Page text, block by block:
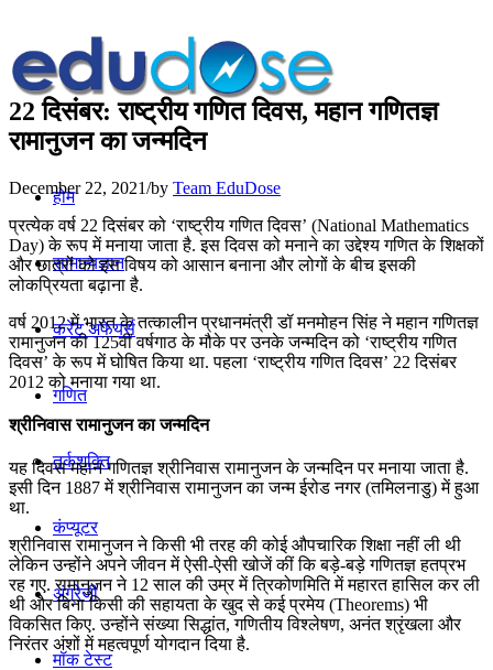
होम
सामान्यज्ञान
करेंट अफेयर्स
गणित
तर्कशक्ति
कंप्यूटर
अंग्रेजी
मॉक टेस्ट
22 दिसंबर: राष्ट्रीय गणित दिवस, महान गणितज्ञ
रामानुजन का जन्मदिन
December 22, 2021/by Team EduDose
प्रत्येक वर्ष 22 दिसंबर को ‘राष्ट्रीय गणित दिवस’ (National Mathematics
Day) के रूप में मनाया जाता है. इस दिवस को मनाने का उद्देश्य गणित के शिक्षकों
और छात्रों को इस विषय को आसान बनाना और लोगों के बीच इसकी
लोकप्रियता बढ़ाना है.
वर्ष 2012 में भारत के तत्कालीन प्रधानमंत्री डॉ मनमोहन सिंह ने महान गणितज्ञ
रामानुजन की 125वीं वर्षगाठ के मौके पर उनके जन्मदिन को ‘राष्ट्रीय गणित
दिवस’ के रूप में घोषित किया था. पहला ‘राष्ट्रीय गणित दिवस’ 22 दिसंबर
2012 को मनाया गया था.
श्रीनिवास रामानुजन का जन्मदिन
यह दिवस महान गणितज्ञ श्रीनिवास रामानुजन के जन्मदिन पर मनाया जाता है.
इसी दिन 1887 में श्रीनिवास रामानुजन का जन्म ईरोड नगर (तमिलनाडु) में हुआ
था.
श्रीनिवास रामानुजन ने किसी भी तरह की कोई औपचारिक शिक्षा नहीं ली थी
लेकिन उन्होंने अपने जीवन में ऐसी-ऐसी खोजें कीं कि बड़े-बड़े गणितज्ञ हतप्रभ
रह गए. रामानुजन ने 12 साल की उम्र में त्रिकोणमिति में महारत हासिल कर ली
थी और बिना किसी की सहायता के खुद से कई प्रमेय (Theorems) भी
विकसित किए. उन्होंने संख्या सिद्धांत, गणितीय विश्लेषण, अनंत श्रृंखला और
निरंतर अंशों में महत्वपूर्ण योगदान दिया है.